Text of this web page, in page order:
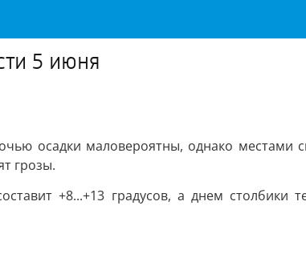
5 июня
осадки маловероятны, однако местами
грозы.
+8...+13 градусов, а днем столбики